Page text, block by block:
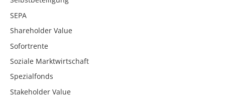
SEPA
Shareholder Value
Sofortrente
Soziale Marktwirtschaft
Spezialfonds
Stakeholder Value